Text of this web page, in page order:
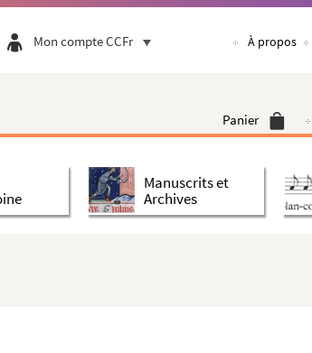
Mon compte CCFr À propos
Panier
Manuscrits et
Archives
sa...